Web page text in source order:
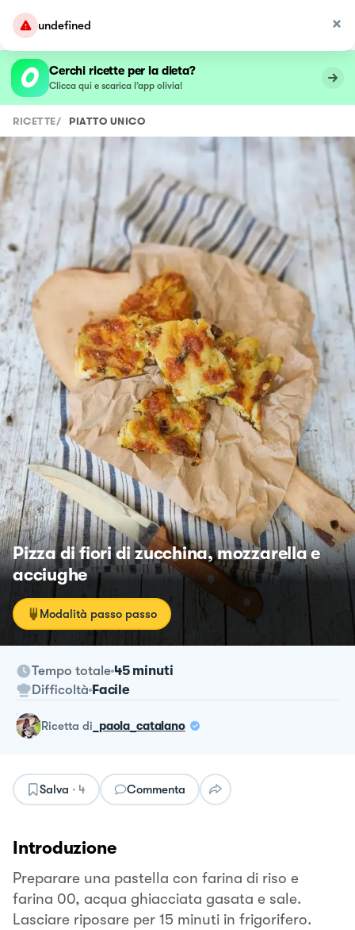
undefined
Cerchi ricette per la dieta?
Clicca qui e scarica l’app olivia!
RICETTE/ PIATTO UNICO
Pizza di fiori di zucchina, mozzarella e
acciughe
Modalità passo passo
Tempo totale 45 minuti
Difficoltà Facile
ricetta di _paola_catalano
Salva · 4 Commenta
Introduzione
Preparare una pastella con farina di riso e
farina 00, acqua ghiacciata gasata e sale.
Lasciare riposare per 15 minuti in frigorifero.